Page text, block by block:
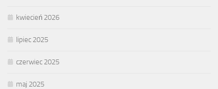
kwiecień 2026
lipiec 2025
czerwiec 2025
maj 2025